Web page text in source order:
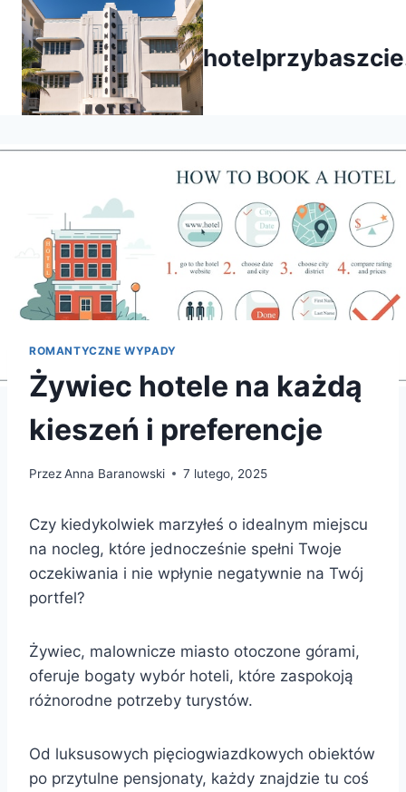
Przejdź
treści
ROMANTYCZNE WYPADY
Żywiec hotele na każdą
kieszeń i preferencje
PrzezAnna Baranowski 7 lutego, 2025
Czy kiedykolwiek marzyłeś o idealnym miejscu
na nocleg, które jednocześnie spełni Twoje
oczekiwania i nie wpłynie negatywnie na Twój
portfel?
Żywiec, malownicze miasto otoczone górami,
oferuje bogaty wybór hoteli, które zaspokoją
różnorodne potrzeby turystów.
Od luksusowych pięciogwiazdkowych obiektów
po przytulne pensjonaty, każdy znajdzie tu coś